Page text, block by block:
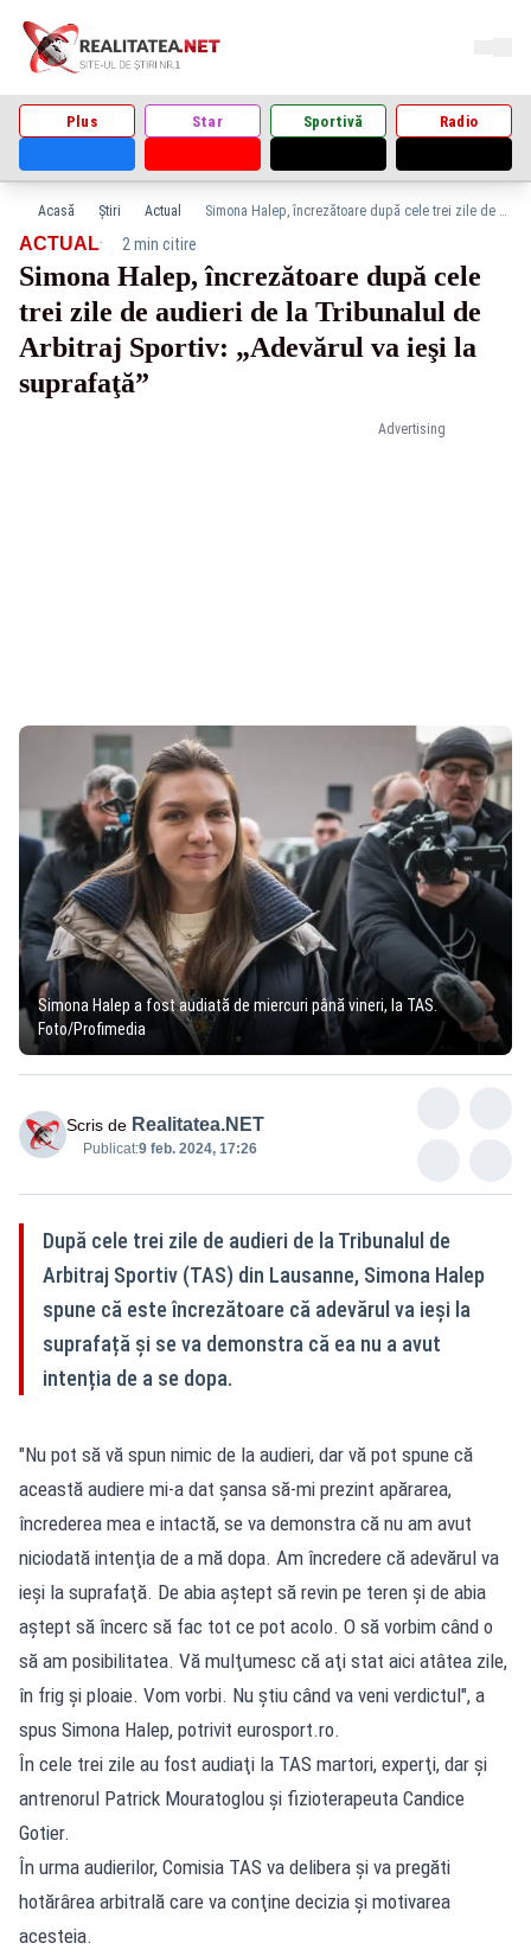
Plus Star Sportivă Radio
Acasă Știri Actual Simona Halep, încrezătoare după cele trei zile de audieri de la Tribunalul de Arbitraj Sportiv: „Adevărul va ieşi la suprafaţă”
Advertising
ACTUAL· 2 min citire
Simona Halep, încrezătoare după cele
trei zile de audieri de la Tribunalul de
Arbitraj Sportiv: „Adevărul va ieşi la
suprafaţă”
Simona Halep a fost audiată de miercuri până vineri, la TAS.
Foto/Profimedia
Scris de Realitatea.NET
Publicat:9 feb. 2024, 17:26
După cele trei zile de audieri de la Tribunalul de
Arbitraj Sportiv (TAS) din Lausanne, Simona Halep
spune că este încrezătoare că adevărul va ieși la
suprafață și se va demonstra că ea nu a avut
intenția de a se dopa.
"Nu pot să vă spun nimic de la audieri, dar vă pot spune că
această audiere mi-a dat şansa să-mi prezint apărarea,
încrederea mea e intactă, se va demonstra că nu am avut
niciodată intenţia de a mă dopa. Am încredere că adevărul va
ieşi la suprafaţă. De abia aştept să revin pe teren şi de abia
aştept să încerc să fac tot ce pot acolo. O să vorbim când o
să am posibilitatea. Vă mulţumesc că aţi stat aici atâtea zile,
în frig şi ploaie. Vom vorbi. Nu ştiu când va veni verdictul", a
spus Simona Halep, potrivit eurosport.ro.
În cele trei zile au fost audiaţi la TAS martori, experţi, dar şi
antrenorul Patrick Mouratoglou şi fizioterapeuta Candice
Gotier.
În urma audierilor, Comisia TAS va delibera şi va pregăti
hotărârea arbitrală care va conţine decizia şi motivarea
acesteia.